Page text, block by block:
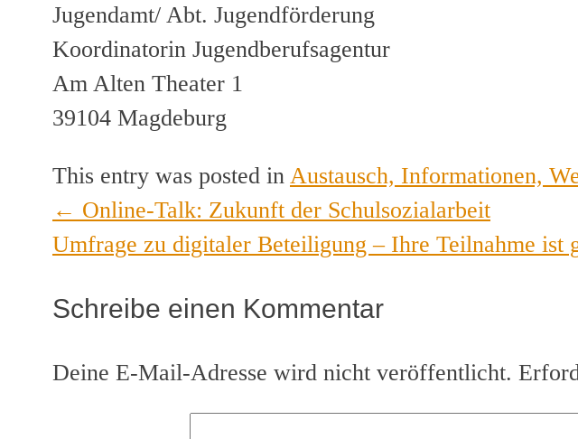
Jugendamt/ Abt. Jugendförderung
Koordinatorin Jugendberufsagentur
Am Alten Theater 1
39104 Magdeburg
This entry was posted in Austausch, Informationen,
Post
navigation
← Online-Talk: Zukunft der Schulsozialarbeit
Umfrage zu digitaler Beteiligung – Ihre Teilnahme ist
Schreibe einen Kommentar
Deine E-Mail-Adresse wird nicht veröffentlicht.